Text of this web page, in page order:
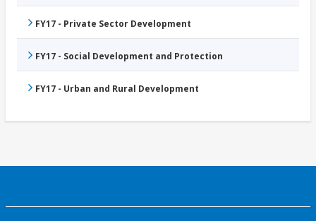
FY17 - Private Sector Development
FY17 - Social Development and Protection
FY17 - Urban and Rural Development